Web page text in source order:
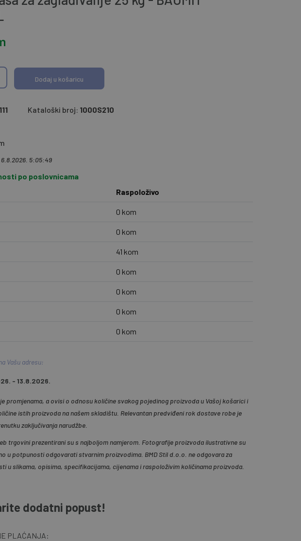
Dodaj u košaricu
Kataloški broj: 1000S210
5:05:49
po poslovnicama
Raspoloživo
0 kom
0 kom
41 kom
0 kom
0 kom
0 kom
0 kom
Vašu adresu:
- 13.8.2026.
promjenama, a ovisi o odnosu količine svakog pojedinog proizvoda u Vašoj košarici i
istih proizvoda na našem skladištu. Relevantan predviđeni rok dostave robe je
zaključivanja narudžbe.
trgovini prezentirani su s najboljom namjerom. Fotografije proizvoda ilustrativne su
u potpunosti odgovarati stvarnim proizvodima. BMD Stil d.o.o. ne odgovara za
u slikama, opisima, specifikacijama, cijenama i raspoloživim količinama proizvoda.
dodatni popust!
PLAĆANJA: